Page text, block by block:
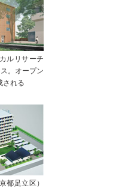
ルリサーチ
。オープン
される
都足立区）